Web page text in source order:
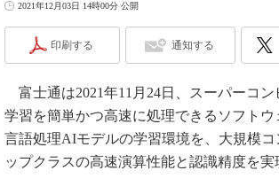
2021年12月03日 14時00分 公開
印刷する 通知する
富士通は2021年11月24日、スーパーコ
学習を簡単かつ高速に処理できるソフト
言語処理AIモデルの学習環境を、大規模
ップクラスの高速演算性能と認識精度を実